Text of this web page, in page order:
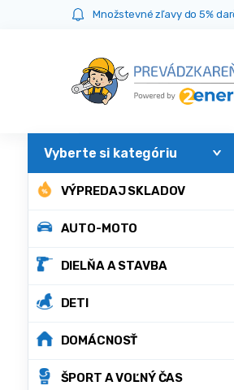
Množstevné zľavy do 5%
VÝPREDAJ SKLADOV
AUTO-MOTO
DIELŇA A STAVBA
DETI
DOMÁCNOSŤ
ŠPORT A VOĽNÝ ČAS